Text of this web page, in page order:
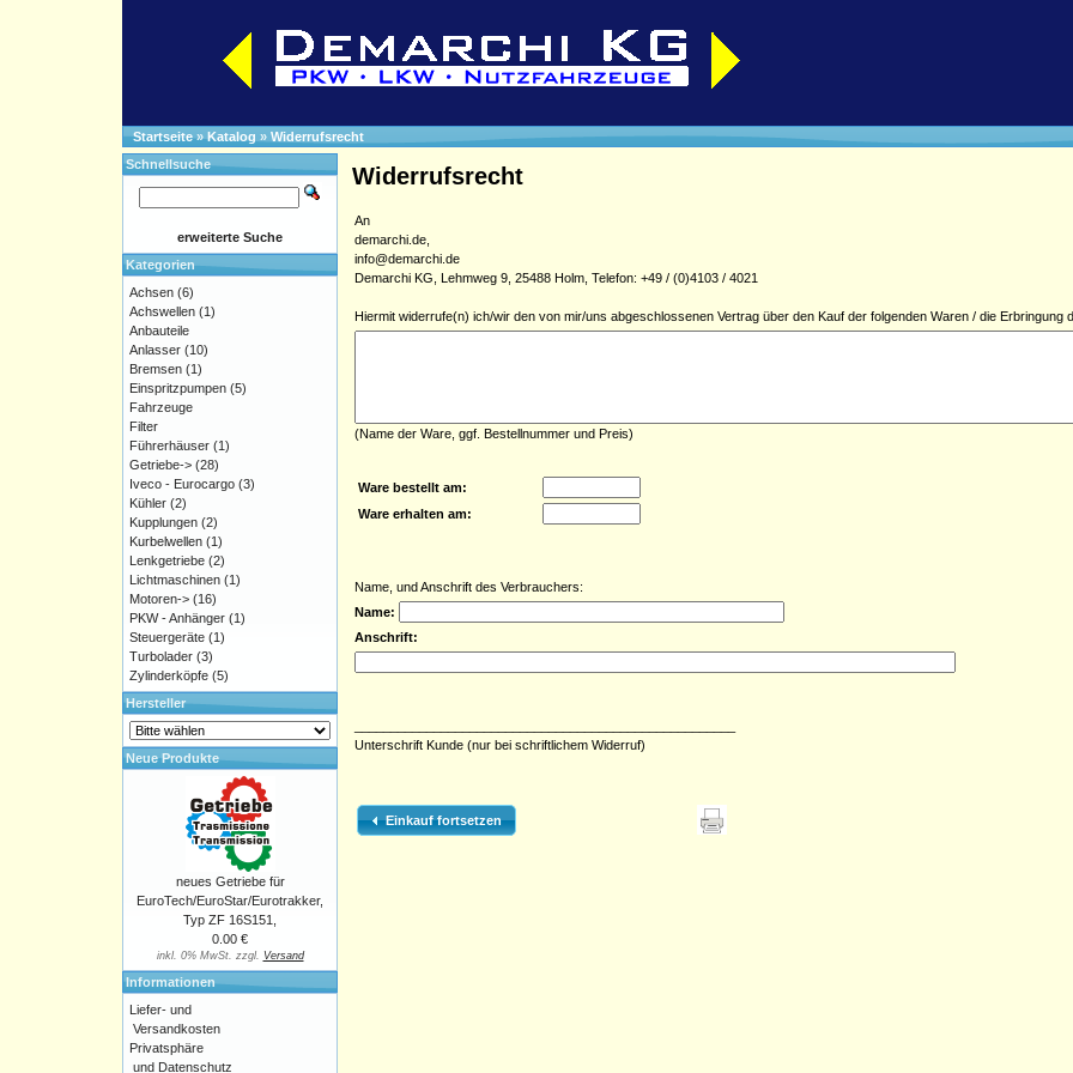
Startseite»Katalog » Widerrufsrecht
Widerrufsrecht
An
demarchi.de,
info@demarchi.de
Demarchi KG, Lehmweg 9, 25488 Holm, Telefon: +49 / (0)4103 / 4021
Hiermit widerrufe(n) ich/wir den von mir/uns abgeschlossenen Vertrag über den Kauf der folgenden Waren / die Erbringung
(Name der Ware, ggf. Bestellnummer und Preis)
Ware bestellt am:
Ware erhalten am:
Name, und Anschrift des Verbrauchers:
Name:
Anschrift:
Unterschrift Kunde (nur bei schriftlichem Widerruf)
Einkauf fortsetzen
Schnellsuche
erweiterte Suche
Kategorien
Achsen (6)
Achswellen (1)
Anbauteile
Anlasser (10)
Bremsen (1)
Einspritzpumpen (5)
Fahrzeuge
Filter
Führerhäuser (1)
Getriebe-> (28)
Iveco - Eurocargo (3)
Kühler (2)
Kupplungen (2)
Kurbelwellen (1)
Lenkgetriebe (2)
Lichtmaschinen (1)
Motoren-> (16)
PKW - Anhänger (1)
Steuergeräte (1)
Turbolader (3)
Zylinderköpfe (5)
Hersteller
Neue Produkte
neues Getriebe für
EuroTech/EuroStar/Eurotrakker,
Typ ZF 16S151,
0.00 €
inkl. 0% MwSt. zzgl. Versand
Informationen
Liefer- und
Versandkosten
Privatsphäre
und Datenschutz